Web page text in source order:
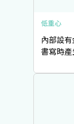
低重心
內部設
書寫時產